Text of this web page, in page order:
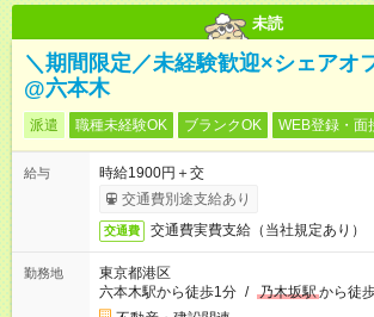
未読
＼期間限定／未経験歓迎×シェアオ
@六本木
派遣 職種未経験OK ブランクOK WEB登録・面
給与
時給1900円＋交
交通費別途支給あり
交通費 交通費実費支給（当社規定あり）
勤務地
東京都港区
六本木駅から徒歩1分 / 乃木坂駅から徒